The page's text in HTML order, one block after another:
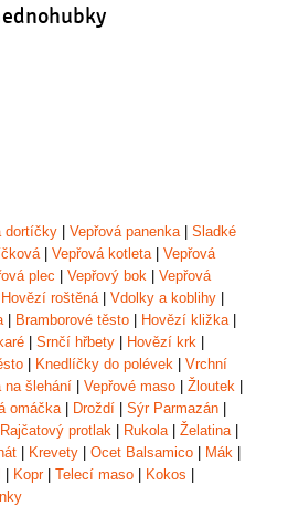
dortíčky | Vepřová panenka | Sladké
| Vepřová kotleta | Vepřová
plec | Vepřový bok | Vepřová
Hovězí roštěná | Vdolky a koblihy |
| Bramborové těsto | Hovězí kližka |
| Srnčí hřbety | Hovězí krk |
| Knedlíčky do polévek | Vrchní
na šlehání | Vepřové maso | Žloutek |
omáčka | Droždí | Sýr Parmazán |
Rajčatový protlak | Rukola | Želatina |
| Krevety | Ocet Balsamico | Mák |
| Kopr| Telecí maso | Kokos |